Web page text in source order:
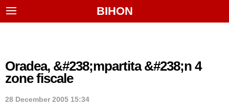
BIHON
Oradea, &#238;mpartita &#238;n 4
zone fiscale
28 December 2005 15:34